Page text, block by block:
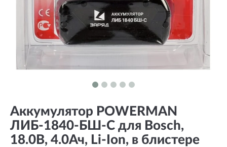
Аккумулятор POWERMAN
ЛИБ-1840-БШ-С для Bosch,
18.0В, 4.0Ач, Li-Ion, в блистере